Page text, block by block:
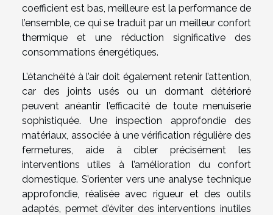
coefficient est bas, meilleure est la performance de
l’ensemble, ce qui se traduit par un meilleur confort
thermique et une réduction significative des
consommations énergétiques.
L’étanchéité à l’air doit également retenir l’attention,
car des joints usés ou un dormant détérioré
peuvent anéantir l’efficacité de toute menuiserie
sophistiquée. Une inspection approfondie des
matériaux, associée à une vérification régulière des
fermetures, aide à cibler précisément les
interventions utiles à l’amélioration du confort
domestique. S’orienter vers une analyse technique
approfondie, réalisée avec rigueur et des outils
adaptés, permet d’éviter des interventions inutiles